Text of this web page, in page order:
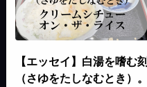
【エッセイ】白湯を嗜む刻
（さゆをたしなむとき）。